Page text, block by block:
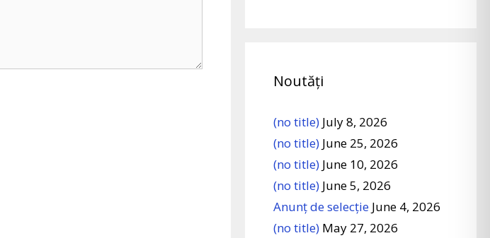
Noutăți
(no title) July 8, 2026
(no title) June 25, 2026
(no title) June 10, 2026
(no title) June 5, 2026
Anunț de selecție June 4, 2026
(no title) May 27, 2026